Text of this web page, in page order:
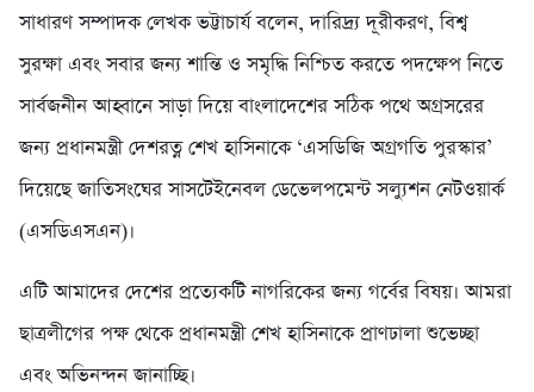
সাধারণ সম্পাদক লেখক ভট্টাচার্য বলেন, দারিদ্র্য দূরীকরণ, বিশ্ব
সুরক্ষা এবং সবার জন্য শান্তি ও সমৃদ্ধি নিশ্চিত করতে পদক্ষেপ নিতে
সার্বজনীন আহ্বানে সাড়া দিয়ে বাংলাদেশের সঠিক পথে অগ্রসরের
জন্য প্রধানমন্ত্রী দেশরত্ন শেখ হাসিনাকে ‘এসডিজি অগ্রগতি পুরস্কার’
দিয়েছে জাতিসংঘের সাসটেইনেবল ডেভেলপমেন্ট সল্যুশন নেটওয়ার্ক
(এসডিএসএন)।
এটি আমাদের দেশের প্রত্যেকটি নাগরিকের জন্য গর্বের বিষয়। আমরা
ছাত্রলীগের পক্ষ থেকে প্রধানমন্ত্রী শেখ হাসিনাকে প্রাণঢালা শুভেচ্ছা
এবং অভিনন্দন জানাচ্ছি।